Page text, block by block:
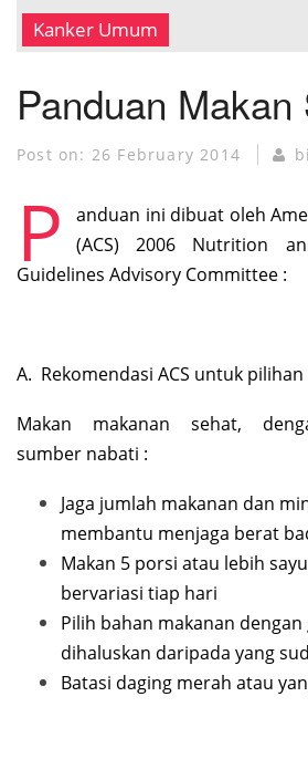
MUSEUM KANKER
Kanker Umum
Panduan Makan
Post on: 26 February 2014
P
anduan ini dibuat oleh
(ACS) 2006 Nutrition
Guidelines Advisory Committee :
A. Rekomendasi ACS untuk
Makan makanan sehat,
sumber nabati :
Jaga jumlah makanan dan
membantu menjaga berat
Makan 5 porsi atau lebih
bervariasi tiap hari
Pilih bahan makanan
dihaluskan daripada yang
Batasi daging merah atau